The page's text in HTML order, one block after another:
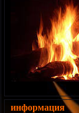
информация